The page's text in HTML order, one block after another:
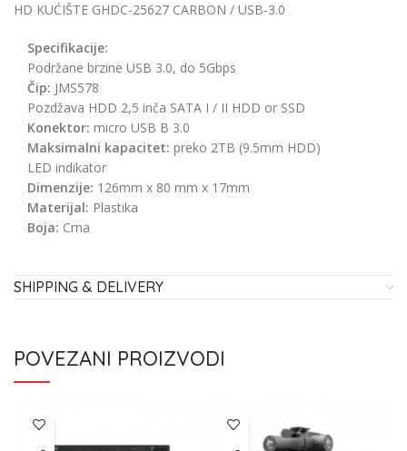
HD KUĆIŠTE GHDC-25627 CARBON / USB-3.0
Specifikacije:
Podržane brzine USB 3.0, do 5Gbps
Čip: JMS578
Pozdžava HDD 2,5 inča SATA I / II HDD or SSD
Konektor: micro USB B 3.0
Maksimalni kapacitet: preko 2TB (9.5mm HDD)
LED indikator
Dimenzije: 126mm x 80 mm x 17mm
Materijal: Plastika
Boja: Crna
SHIPPING & DELIVERY
POVEZANI PROIZVODI